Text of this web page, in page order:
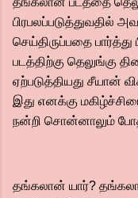
பிரபலப்படுத்துவதில்
செய்திருப்பதை பார்த்து
படத்திற்கு தெலுங்கு
ஏற்படுத்தியது சீயான்
இது எனக்கு
நன்றி சொன்னாலும்
தங்கலான் யார்?